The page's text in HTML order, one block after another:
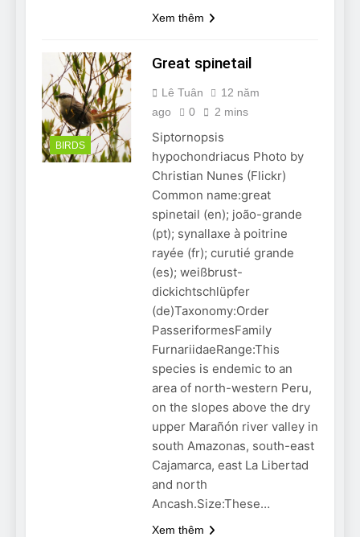
Xem thêm
BIRDS
Great spinetail
Lê Tuân
12 năm
ago
0 2 mins
Siptornopsis
hypochondriacus Photo by
Christian Nunes (Flickr)
Common name:great
spinetail (en); joão-grande
(pt); synallaxe à poitrine
rayée (fr); curutié grande
(es); weißbrust-
dickichtschlüpfer
(de)Taxonomy:Order
PasseriformesFamily
FurnariidaeRange:This
species is endemic to an
area of north-western Peru,
on the slopes above the dry
upper Marañón river valley in
south Amazonas, south-east
Cajamarca, east La Libertad
and north
Ancash.Size:These…
Xem thêm